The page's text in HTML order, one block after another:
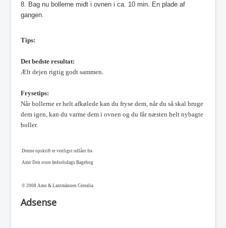
8. Bag nu bollerne midt i ovnen i ca. 10 min. En plade af
gangen.
Tips:
Det bedste resultat:
Ælt dejen rigtig godt sammen.
Frysetips:
Når bollerne er helt afkølede kan du fryse dem, når du så skal bruge
dem igen, kan du varme dem i ovnen og du får næsten helt nybagte
boller.
Denne opskrift er venligst udlånt fra
Amo Den store fødselsdags Bagebog
© 2008 Amo & Lantmännen Cerealia
Adsense